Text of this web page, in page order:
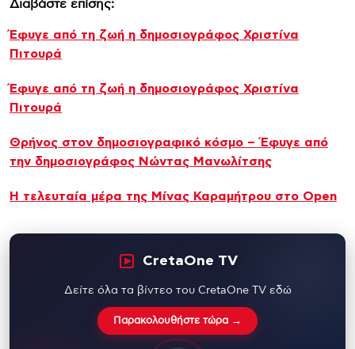
Διαβάστε επίσης:
Έφυγε από τη ζωή η δημοσιογράφος Χριστίνα
Πιτουρά
Έφυγε από τη ζωή η δημοσιογράφος Χριστίνα
Πιτουρά
Θρήνος στον δημοσιογραφικό κόσμο – Έφυγε από
την δημοσιογράφος Νώντας Μανωλίτσης
Η τελευταία μέρα της Μίνας Καραμήτρου στο Open
CretaOne TV
Δείτε όλα τα βίντεο του CretaOne TV εδώ
Παρακολουθήστε τώρα →